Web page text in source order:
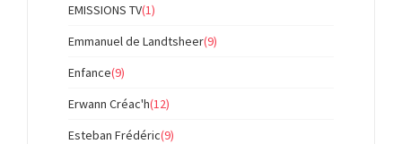
EMISSIONS TV(1)
Emmanuel de Landtsheer(9)
Enfance(9)
Erwann Créac'h(12)
Esteban Frédéric(9)